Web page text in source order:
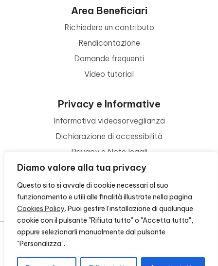
Diamo valore alla tua privacy
Questo sito si avvale di cookie necessari al suo
funzionamento e utili alle finalità illustrate nella pagina
Cookies Policy. Puoi gestire l'installazione di qualunque
cookie con il pulsante "Rifiuta tutto" o "Accetta tutto",
oppure selezionarli manualmente dal pulsante
"Personalizza".
Area Beneficiari
Richiedere un contributo
Rendicontazione
Domande frequenti
Video tutorial
Privacy e Informative
Informativa videosorveglianza
Dichiarazione di accessibilità
Privacy e Note legali
Termini di utilizzo
Cookie policy
Contattaci
CREDITS